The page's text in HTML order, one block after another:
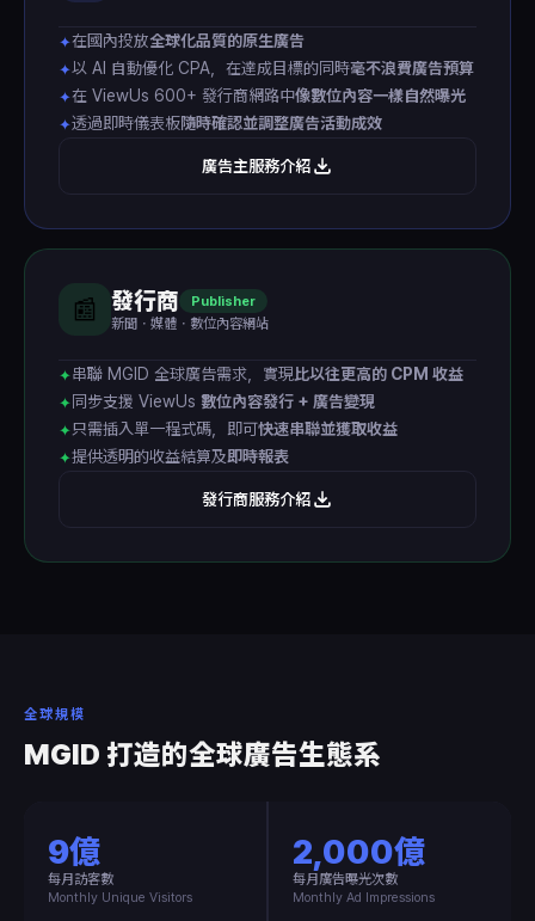
✦在國內投放全球化品質的原生廣告
✦以 AI 自動優化 CPA，在達成目標的同時毫不浪費廣告預算
✦在 ViewUs 600+ 發行商網路中像數位內容一樣自然曝光
✦透過即時儀表板隨時確認並調整廣告活動成效
廣告主服務介紹
📰 發行商 Publisher
新聞・媒體・數位內容網站
✦串聯 MGID 全球廣告需求，實現 比以往更高的 CPM 收益
✦ 同步支援 ViewUs 數位內容發行 + 廣告變現
✦只需插入單一程式碼，即可快速串聯並獲取收益
✦提供透明的收益結算及即時報表
發行商服務介紹
全球規模
MGID 打造的全球廣告生態系
9億
每月訪客數
Monthly Unique Visitors
2,000億
每月廣告曝光次數
Monthly Ad Impressions